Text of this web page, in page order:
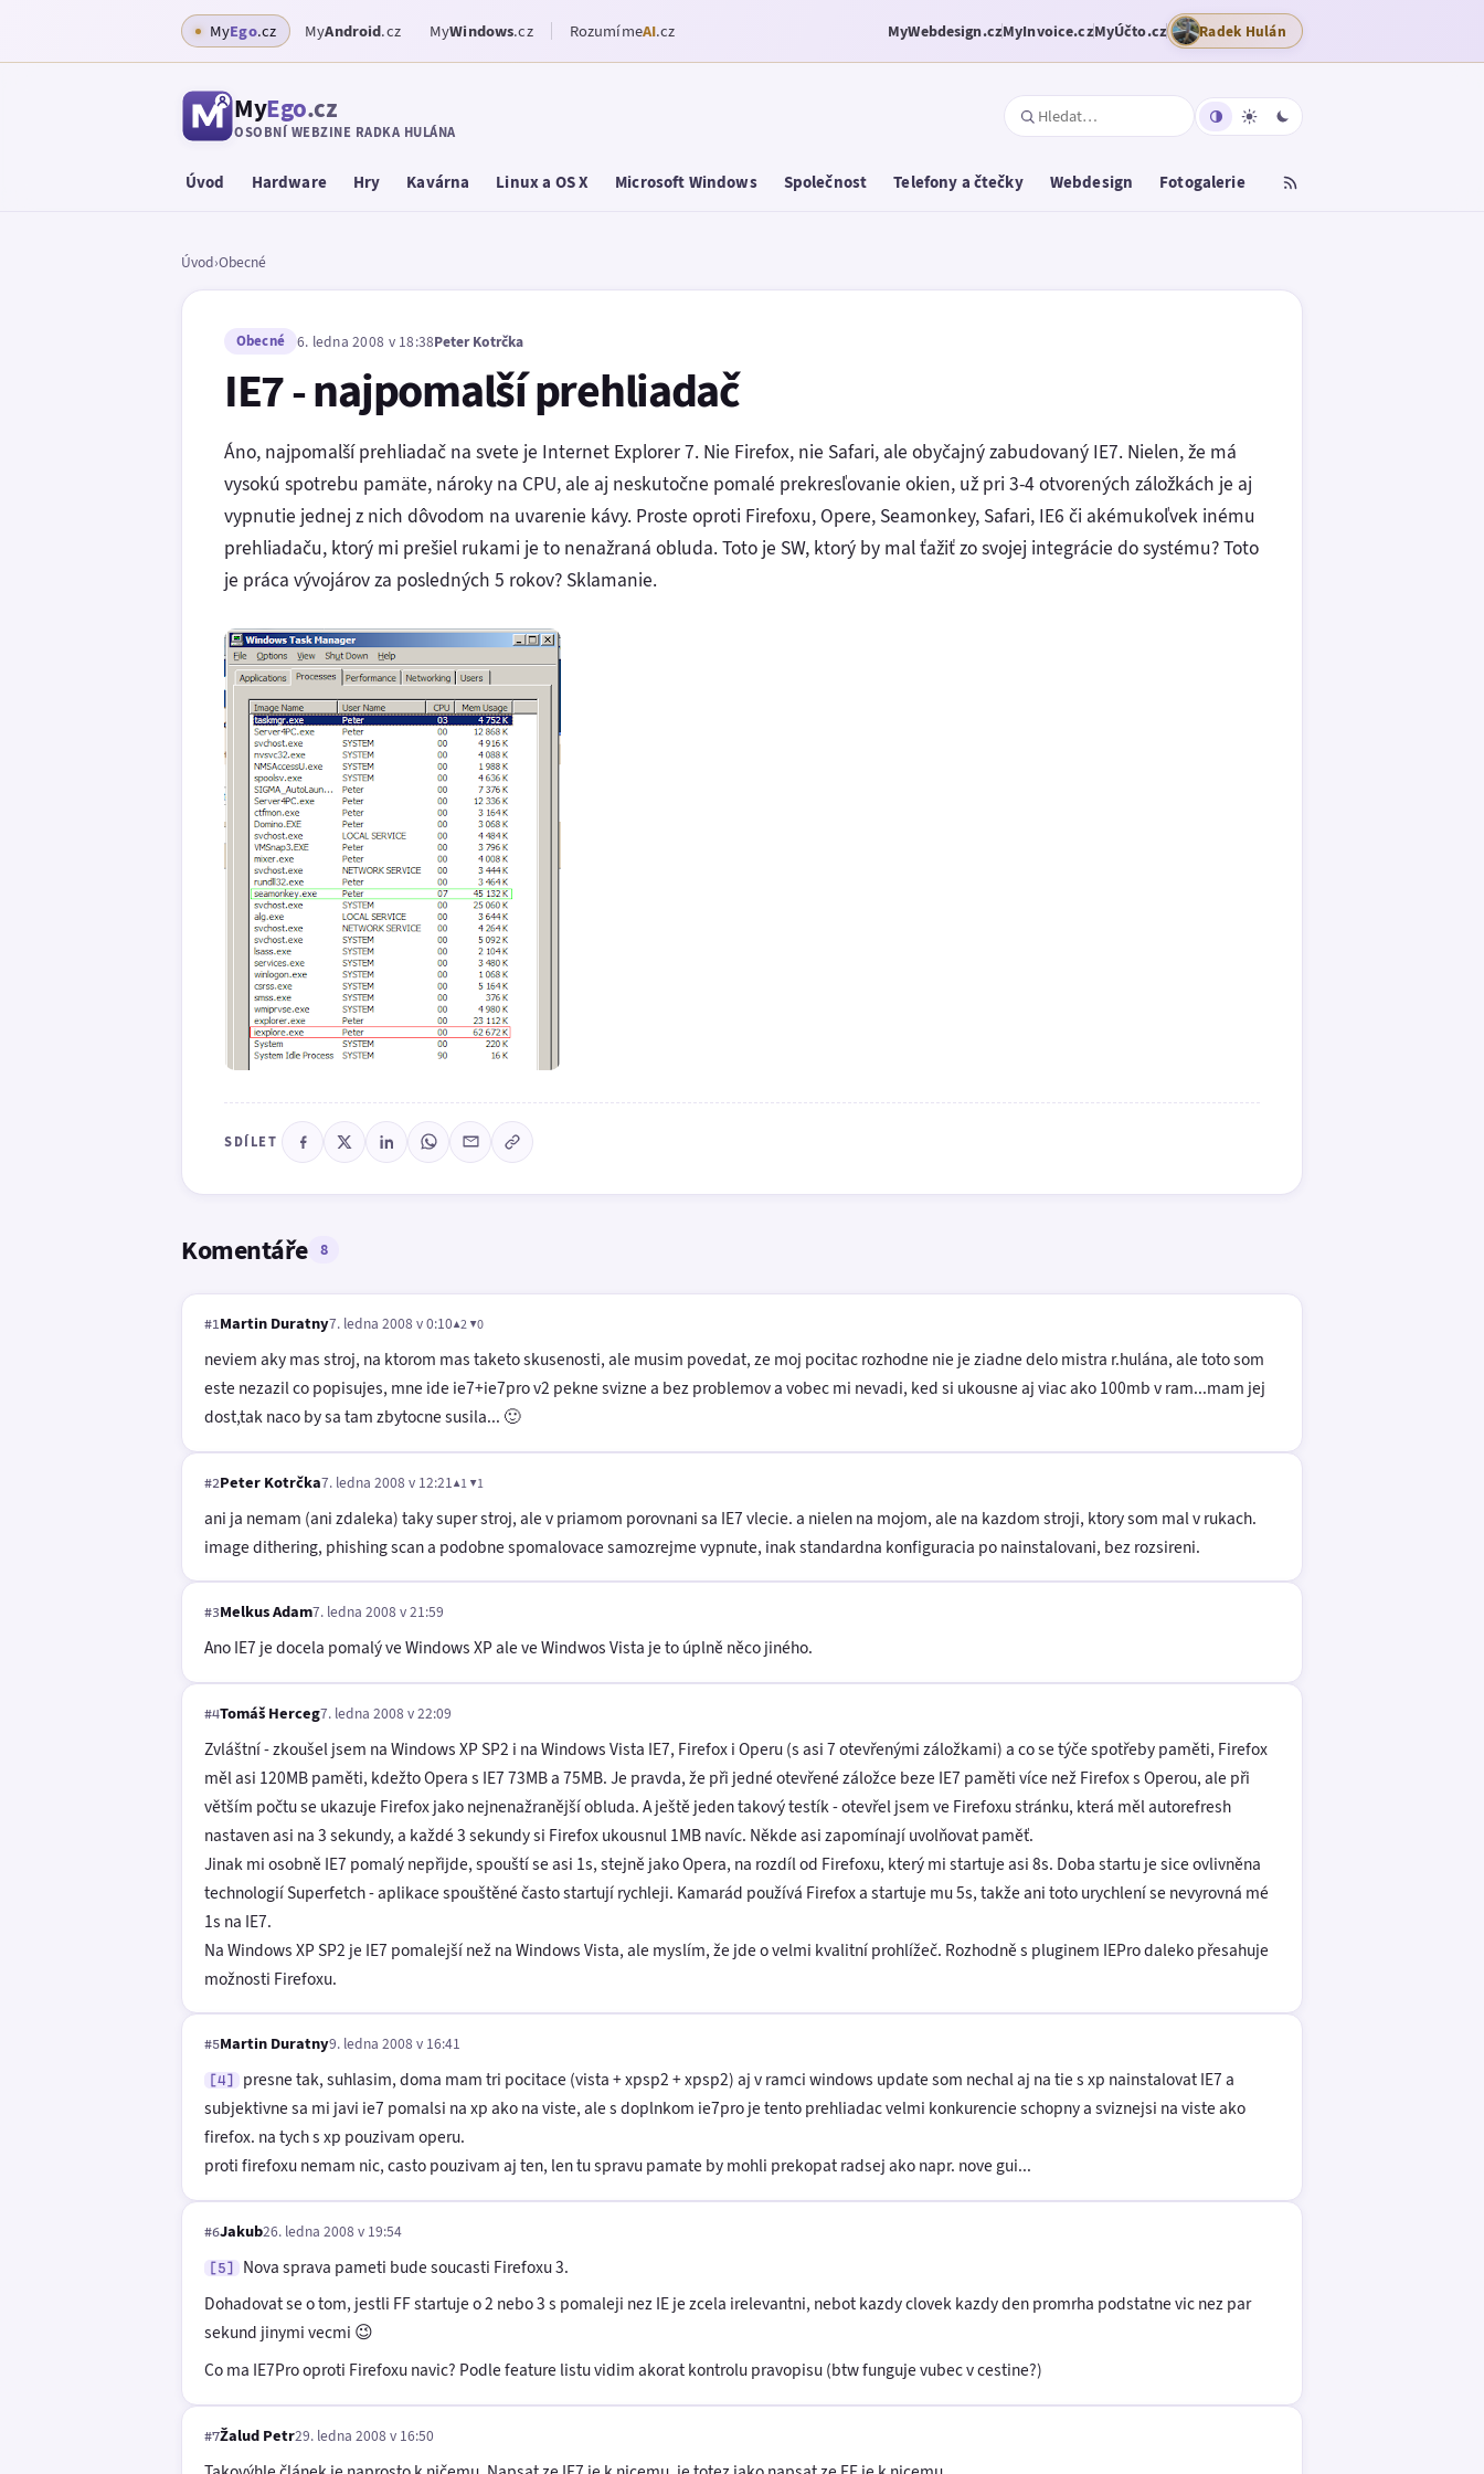
MyEgo.cz MyAndroid.cz MyWindows.cz RozumímeAI.cz MyWebdesign.czMyInvoice.czMyÚčto.cz Radek Hulán
MyEgo.cz
OSOBNÍ WEBZINE RADKA HULÁNA
Úvod Hardware Hry Kavárna Linux a OS X Microsoft Windows Společnost Telefony a čtečky Webdesign Fotogalerie
Úvod›Obecné
Obecné 6. ledna 2008 v 18:38Peter Kotrčka
IE7 - najpomalší prehliadač
Áno, najpomalší prehliadač na svete je Internet Explorer 7. Nie Firefox, nie Safari, ale obyčajný zabudovaný IE7. Nielen, že má
vysokú spotrebu pamäte, nároky na CPU, ale aj neskutočne pomalé prekresľovanie okien, už pri 3-4 otvorených záložkách je aj
vypnutie jednej z nich dôvodom na uvarenie kávy. Proste oproti Firefoxu, Opere, Seamonkey, Safari, IE6 či akémukoľvek inému
prehliadaču, ktorý mi prešiel rukami je to nenažraná obluda. Toto je SW, ktorý by mal ťažiť zo svojej integrácie do systému? Toto
je práca vývojárov za posledných 5 rokov? Sklamanie.
SDÍLET
Komentáře 8
#1Martin Duratny7. ledna 2008 v 0:10▲2 ▼0
neviem aky mas stroj, na ktorom mas taketo skusenosti, ale musim povedat, ze moj pocitac rozhodne nie je ziadne delo mistra r.hulána, ale toto som
este nezazil co popisujes, mne ide ie7+ie7pro v2 pekne svizne a bez problemov a vobec mi nevadi, ked si ukousne aj viac ako 100mb v ram...mam jej
dost,tak naco by sa tam zbytocne susila... 🙂
#2Peter Kotrčka7. ledna 2008 v 12:21▲1 ▼1
ani ja nemam (ani zdaleka) taky super stroj, ale v priamom porovnani sa IE7 vlecie. a nielen na mojom, ale na kazdom stroji, ktory som mal v rukach.
image dithering, phishing scan a podobne spomalovace samozrejme vypnute, inak standardna konfiguracia po nainstalovani, bez rozsireni.
#3Melkus Adam7. ledna 2008 v 21:59
Ano IE7 je docela pomalý ve Windows XP ale ve Windwos Vista je to úplně něco jiného.
#4Tomáš Herceg7. ledna 2008 v 22:09
Zvláštní - zkoušel jsem na Windows XP SP2 i na Windows Vista IE7, Firefox i Operu (s asi 7 otevřenými záložkami) a co se týče spotřeby paměti, Firefox
měl asi 120MB paměti, kdežto Opera s IE7 73MB a 75MB. Je pravda, že při jedné otevřené záložce beze IE7 paměti více než Firefox s Operou, ale při
větším počtu se ukazuje Firefox jako nejnenažranější obluda. A ještě jeden takový testík - otevřel jsem ve Firefoxu stránku, která měl autorefresh
nastaven asi na 3 sekundy, a každé 3 sekundy si Firefox ukousnul 1MB navíc. Někde asi zapomínají uvolňovat paměť.
Jinak mi osobně IE7 pomalý nepřijde, spouští se asi 1s, stejně jako Opera, na rozdíl od Firefoxu, který mi startuje asi 8s. Doba startu je sice ovlivněna
technologií Superfetch - aplikace spouštěné často startují rychleji. Kamarád používá Firefox a startuje mu 5s, takže ani toto urychlení se nevyrovná mé
1s na IE7.
Na Windows XP SP2 je IE7 pomalejší než na Windows Vista, ale myslím, že jde o velmi kvalitní prohlížeč. Rozhodně s pluginem IEPro daleko přesahuje
možnosti Firefoxu.
#5Martin Duratny9. ledna 2008 v 16:41
[4]
presne tak, suhlasim, doma mam tri pocitace (vista + xpsp2 + xpsp2) aj v ramci windows update som nechal aj na tie s xp nainstalovat IE7 a
subjektivne sa mi javi ie7 pomalsi na xp ako na viste, ale s doplnkom ie7pro je tento prehliadac velmi konkurencie schopny a sviznejsi na viste ako
firefox. na tych s xp pouzivam operu.
proti firefoxu nemam nic, casto pouzivam aj ten, len tu spravu pamate by mohli prekopat radsej ako napr. nove gui...
#6Jakub26. ledna 2008 v 19:54
[5]
Nova sprava pameti bude soucasti Firefoxu 3.
Dohadovat se o tom, jestli FF startuje o 2 nebo 3 s pomaleji nez IE je zcela irelevantni, nebot kazdy clovek kazdy den promrha podstatne vic nez par
sekund jinymi vecmi 😉
Co ma IE7Pro oproti Firefoxu navic? Podle feature listu vidim akorat kontrolu pravopisu (btw funguje vubec v cestine?)
#7Žalud Petr29. ledna 2008 v 16:50